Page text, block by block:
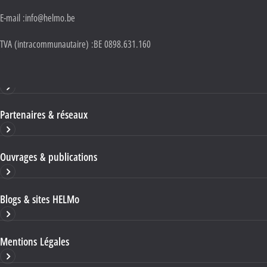
E-mail :info@helmo.be
TVA (intracommunautaire) :BE 0898.631.160
Partenaires & réseaux
Ouvrages & publications
Blogs & sites HELMo
Mentions Légales